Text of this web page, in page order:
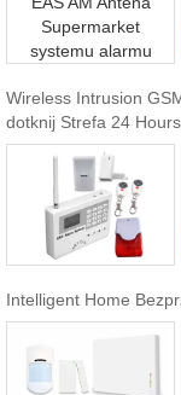
Wireless Intrusion
dotknij Strefa 24 Hours
Intelligent Home